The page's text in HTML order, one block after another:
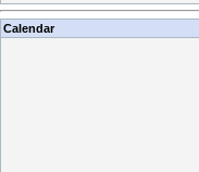
Calendar